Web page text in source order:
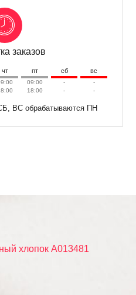
заказов
чт пт сб вс
09:00
18:00
-
-
-
-
ВС обрабатываются ПН